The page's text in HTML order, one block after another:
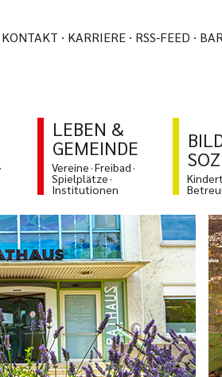
KONTAKT KARRIERE RSS-FEED
LEBEN &
GEMEINDE
Vereine Freibad
Spielplätze
Institutionen